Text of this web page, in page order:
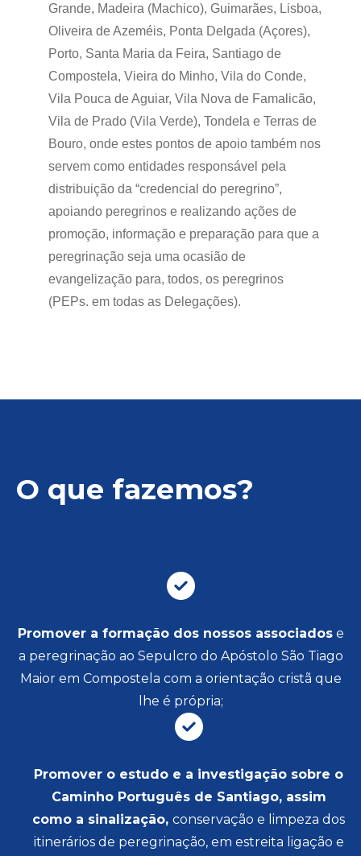
Grande, Madeira (Machico), Guimarães, Lisboa,
Oliveira de Azeméis, Ponta Delgada (Açores),
Porto, Santa Maria da Feira, Santiago de
Compostela, Vieira do Minho, Vila do Conde,
Vila Pouca de Aguiar, Vila Nova de Famalicão,
Vila de Prado (Vila Verde), Tondela e Terras de
Bouro, onde estes pontos de apoio também nos
servem como entidades responsável pela
distribuição da “credencial do peregrino”,
apoiando peregrinos e realizando ações de
promoção, informação e preparação para que a
peregrinação seja uma ocasião de
evangelização para, todos, os peregrinos
(PEPs. em todas as Delegações).
O que fazemos?
Promover a formação dos nossos associadose
a peregrinação ao Sepulcro do Apóstolo São Tiago
Maior em Compostela com a orientação cristã que
lhe é própria;
Promover o estudo e a investigação sobre o
Caminho Português de Santiago, assim
como a sinalização, conservação e limpeza dos
itinerários de peregrinação, em estreita ligação e